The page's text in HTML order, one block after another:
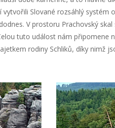
vytvořili Slované rozsáhlý systém
V prostoru Prachovský
tuto událost nám připomene
rodiny Schliků, díky nimž